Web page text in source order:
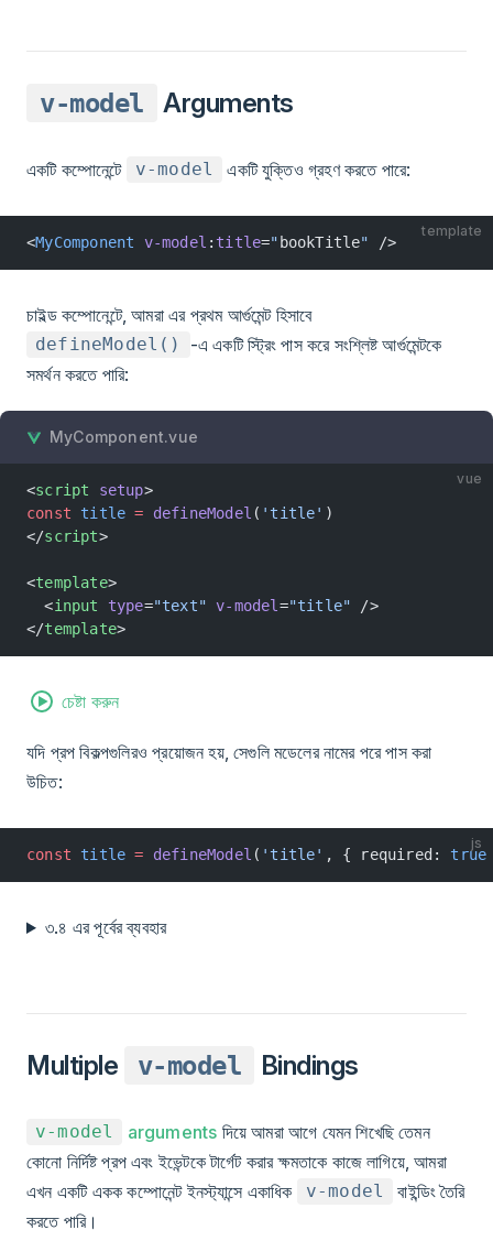
v-model Arguments
একটি কম্পোনেন্টে v-model একটি যুক্তিও গ্রহণ করতে পারে:
template
<MyComponent v-model : title=" bookTitle" />
চাইল্ড কম্পোনেন্টে, আমরা এর প্রথম আর্গুমেন্ট হিসাবে
defineModel()
-এ একটি স্ট্রিং পাস করে সংশ্লিষ্ট আর্গুমেন্টকে
সমর্থন করতে পারি:
MyComponent.vue
vue
<script setup>
const title = defineModel ( 'title' )
</script>
<template>
  <
input type="text" v-model ="title" />
</template>
চেষ্টা করুন
যদি প্রপ বিকল্পগুলিরও প্রয়োজন হয়, সেগুলি মডেলের নামের পরে পাস করা
উচিত:
js
const title = defineModel ( 'title' , { required: true
৩.৪ এর পূর্বের ব্যবহার
Multiple v-model Bindings
v-model arguments দিয়ে আমরা আগে যেমন শিখেছি তেমন
কোনো নির্দিষ্ট প্রপ এবং ইভেন্টকে টার্গেট করার ক্ষমতাকে কাজে লাগিয়ে, আমরা
এখন একটি একক কম্পোনেন্ট ইনস্ট্যান্সে একাধিক
v-model
বাইন্ডিং তৈরি
করতে পারি।